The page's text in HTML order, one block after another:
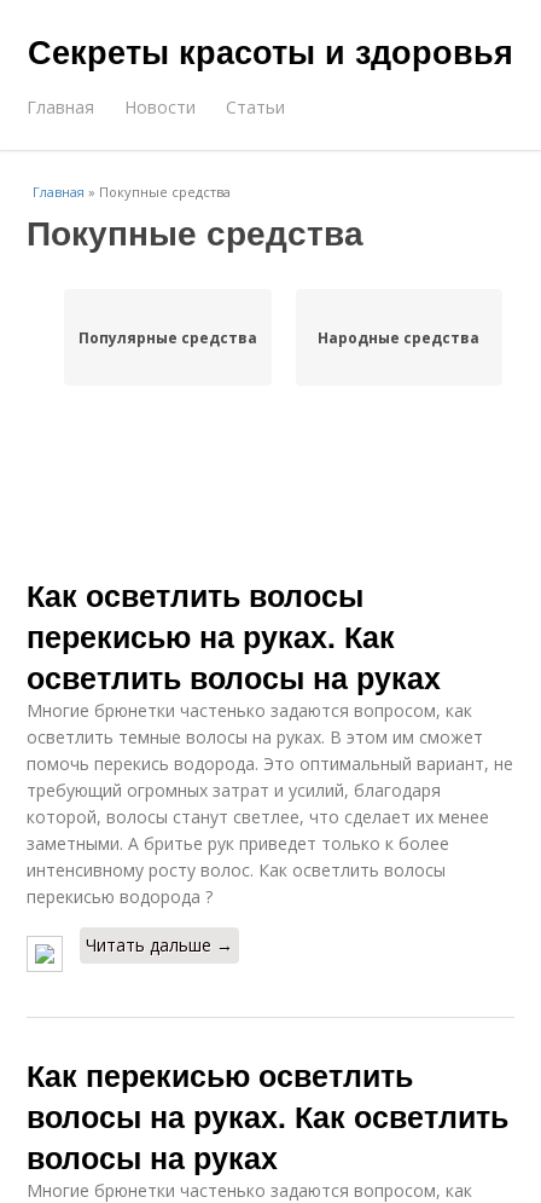
Секреты красоты и здоровья
Главная Новости Статьи
Главная » Покупные средства
Покупные средства
Популярные средства Народные средства
Как осветлить волосы
перекисью на руках. Как
осветлить волосы на руках
Многие брюнетки частенько задаются вопросом, как
осветлить темные волосы на руках. В этом им сможет
помочь перекись водорода. Это оптимальный вариант, не
требующий огромных затрат и усилий, благодаря
которой, волосы станут светлее, что сделает их менее
заметными. А бритье рук приведет только к более
интенсивному росту волос. Как осветлить волосы
перекисью водорода ?
Читать дальше →
Как перекисью осветлить
волосы на руках. Как осветлить
волосы на руках
Многие брюнетки частенько задаются вопросом, как